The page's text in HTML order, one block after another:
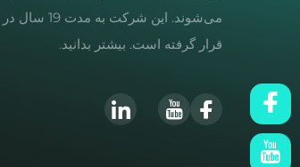
می‌شوند. این
قرار گرفته است. بیشتر بدانید.